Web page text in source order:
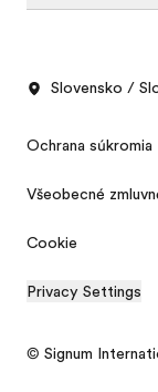
Cenová ponuka
Slovensko /
Ochrana súkromia
Všeobecné
Cookie
Privacy Settings
© Signum